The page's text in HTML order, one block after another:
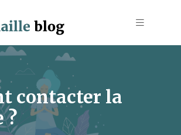
contacter la
?